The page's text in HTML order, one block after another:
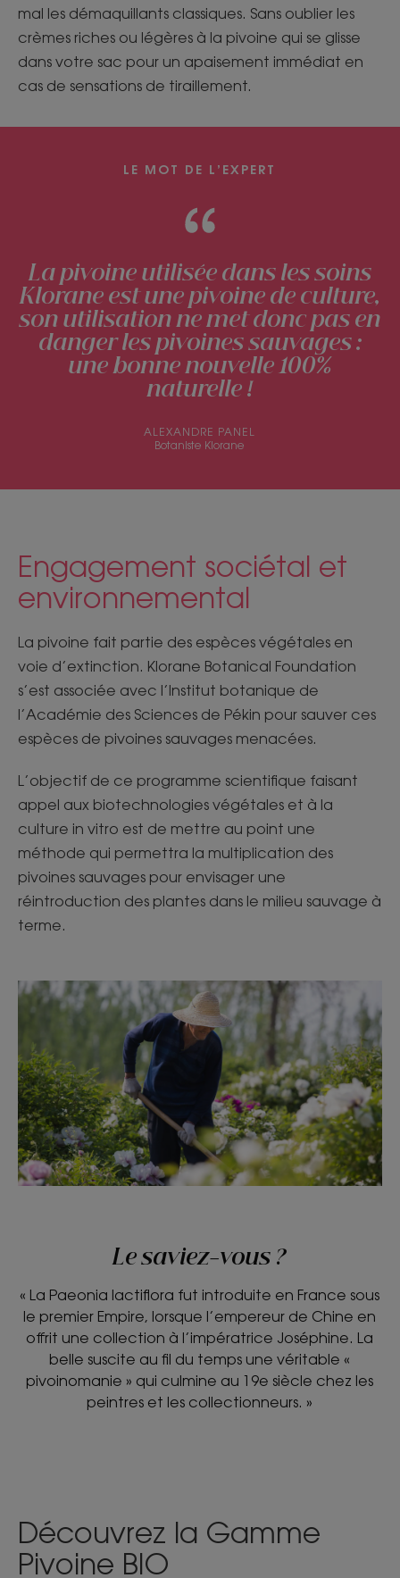
mal les démaquillants classiques. Sans oublier les
crèmes riches ou légères à la pivoine qui se glisse
dans votre sac pour un apaisement immédiat en
cas de sensations de tiraillement.
LE MOT DE L’EXPERT
La pivoine utilisée dans les soins
Klorane est une pivoine de culture,
son utilisation ne met donc pas en
danger les pivoines sauvages :
une bonne nouvelle 100%
naturelle !
ALEXANDRE PANEL
Botaniste Klorane
Engagement sociétal et
environnemental
La pivoine fait partie des espèces végétales en
voie d’extinction. Klorane Botanical Foundation
s’est associée avec l’Institut botanique de
l’Académie des Sciences de Pékin pour sauver ces
espèces de pivoines sauvages menacées.​
L’objectif de ce programme scientifique faisant
appel aux biotechnologies végétales et à la
culture in vitro est de mettre au point une
méthode qui permettra la multiplication des
pivoines sauvages pour envisager une
réintroduction des plantes dans le milieu sauvage à
terme.
Le saviez-vous ?
« La Paeonia lactiflora fut introduite en France sous
le premier Empire, lorsque l’empereur de Chine en
offrit une collection à l’impératrice Joséphine. La
belle suscite au fil du temps une véritable «
pivoinomanie » qui culmine au 19e siècle chez les
peintres et les collectionneurs. »
Découvrez la Gamme
Pivoine BIO